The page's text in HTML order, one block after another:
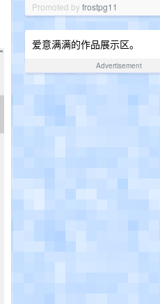
Promoted byfrostpg11
爱意满满的作品展示区。
Advertisement